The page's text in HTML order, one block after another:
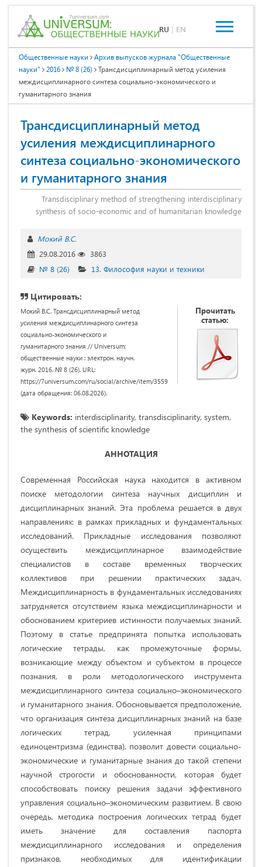
RU | EN
Общественные науки
Архив выпусков журнала "Общественные
науки"
2016 № 8 (26)
Трансдисциплинарный метод усиления
междисциплинарного синтеза социально-экономического и
гуманитарного знания
Трансдисциплинарный метод
усиления междисциплинарного
синтеза социально-экономического
и гуманитарного знания
Transdisciplinary method of strengthening interdisciplinary
synthesis of socio-economic and of humanitarian knowledge
Мокий В.С.
29.08.2016
3863
№ 8 (26)
13. Философия науки и техники
Цитировать:
Мокий В.С. Трансдисциплинарный метод
усиления междисциплинарного синтеза
социально-экономического и
гуманитарного знания // Universum:
общественные науки : электрон. научн.
журн. 2016. № 8 (26). URL:
https://7universum.com/ru/social/archive/item/3559
(дата обращения: 06.08.2026).
Прочитать
статью:
Keywords: interdisciplinarity, transdisciplinarity, system,
the synthesis of scientific knowledge
АННОТАЦИЯ
Современная Российская наука находится в активном
поиске методологии синтеза научных дисциплин и
дисциплинарных знаний. Эта проблема решается в двух
направлениях: в рамках прикладных и фундаментальных
исследований. Прикладные исследования позволяют
осуществить междисциплинарное взаимодействие
специалистов в составе временных творческих
коллективов при решении практических задач.
Междисциплинарность в фундаментальных исследованиях
затрудняется отсутствием языка междисциплинарности и
обоснованием критериев истинности получаемых знаний.
Поэтому в статье предпринята попытка использовать
логические тетрады, как промежуточные формы,
возникающие между объектом и субъектом в процессе
познания, в роли методологического инструмента
междисциплинарного синтеза социально–экономического
и гуманитарного знания. Обосновывается предположение,
что организация синтеза дисциплинарных знаний на базе
логических тетрад, усиленная принципами
единоцентризма (единства), позволит довести социально-
экономические и гуманитарные знания до такой степени
научной строгости и обоснованности, которая будет
способствовать поиску решения задачи эффективного
управления социально–экономическим развитием. В свою
очередь, методика построения логических тетрад будет
иметь значение для составления паспорта
междисциплинарного исследования и определения
признаков, необходимых для идентификации